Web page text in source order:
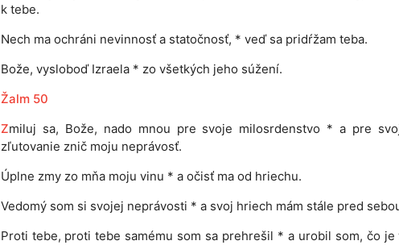
k tebe.
Nech ma ochráni nevinnosť a statočnosť, * veď sa pridŕžam teba.
Bože, vysloboď Izraela * zo všetkých jeho súžení.
Žalm 50
Zmiluj sa, Bože, nado mnou pre svoje milosrdenstvo * a pre
zľutovanie znič moju neprávosť.
Úplne zmy zo mňa moju vinu * a očisť ma od hriechu.
Vedomý som si svojej neprávosti * a svoj hriech mám stále pred
Proti tebe, proti tebe samému som sa prehrešil * a urobil som, čo je